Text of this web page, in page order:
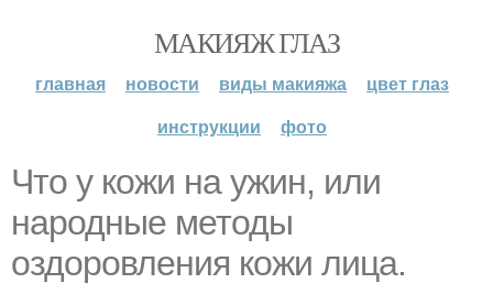
МАКИЯЖ ГЛАЗ
главная новости виды макияжа
цвет глаз
инструкции
фото
Что у кожи на ужин, или
народные методы
оздоровления кожи лица.